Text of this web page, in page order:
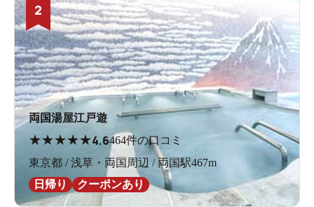
2
両国湯屋江戸遊
★★★★★4.6464件の口コミ
東京都 / 浅草・両国周辺 / 両国駅467m
日帰り
クーポンあり